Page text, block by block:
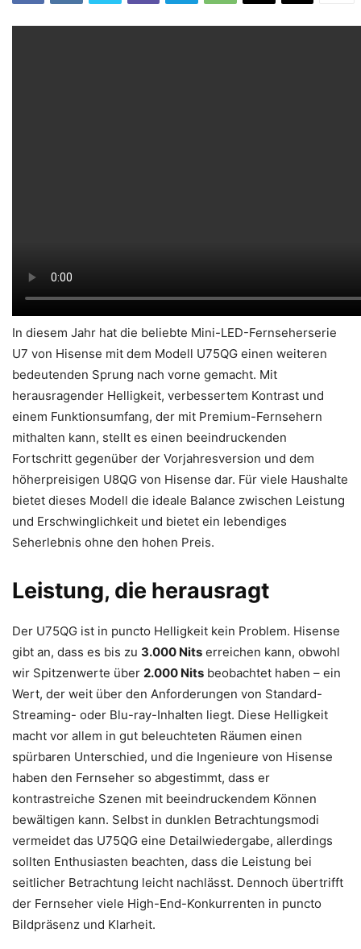
In diesem Jahr hat die beliebte Mini-LED-Fernseherserie
U7 von Hisense mit dem Modell U75QG einen weiteren
bedeutenden Sprung nach vorne gemacht. Mit
herausragender Helligkeit, verbessertem Kontrast und
einem Funktionsumfang, der mit Premium-Fernsehern
mithalten kann, stellt es einen beeindruckenden
Fortschritt gegenüber der Vorjahresversion und dem
höherpreisigen U8QG von Hisense dar. Für viele Haushalte
bietet dieses Modell die ideale Balance zwischen Leistung
und Erschwinglichkeit und bietet ein lebendiges
Seherlebnis ohne den hohen Preis.
Leistung, die herausragt
Der U75QG ist in puncto Helligkeit kein Problem. Hisense
gibt an, dass es bis zu 3.000 Nits erreichen kann, obwohl
wir Spitzenwerte über 2.000 Nits beobachtet haben – ein
Wert, der weit über den Anforderungen von Standard-
Streaming- oder Blu-ray-Inhalten liegt. Diese Helligkeit
macht vor allem in gut beleuchteten Räumen einen
spürbaren Unterschied, und die Ingenieure von Hisense
haben den Fernseher so abgestimmt, dass er
kontrastreiche Szenen mit beeindruckendem Können
bewältigen kann. Selbst in dunklen Betrachtungsmodi
vermeidet das U75QG eine Detailwiedergabe, allerdings
sollten Enthusiasten beachten, dass die Leistung bei
seitlicher Betrachtung leicht nachlässt. Dennoch übertrifft
der Fernseher viele High-End-Konkurrenten in puncto
Bildpräsenz und Klarheit.